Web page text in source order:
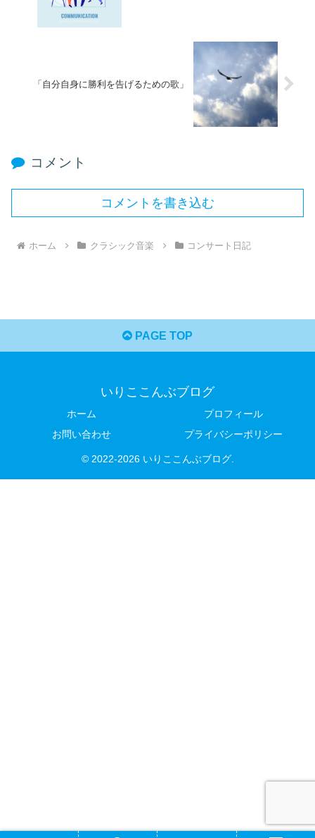
「自分自身に勝利を告げるための歌」
コメント
コメントを書き込む
ホーム クラシック音楽 コンサート日記
PAGE TOP
いりここんぶブログ
ホーム
プロフィール
お問い合わせ
プライバシーポリシー
© 2022-2026 いりここんぶブログ.